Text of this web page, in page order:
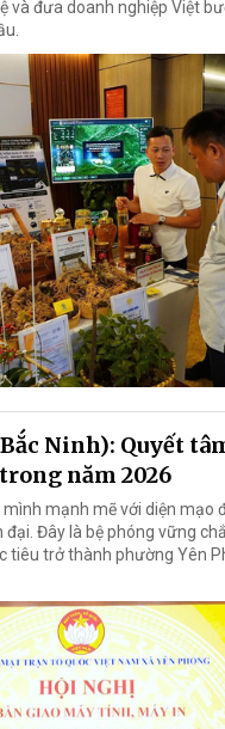
và đưa doanh nghiệp Việt
Ninh): Quyết
năm 2026
mạnh mẽ với diện mạo
Đây là bệ phóng vững
tiêu trở thành phường Yên